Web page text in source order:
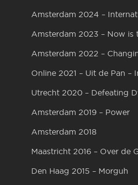
Amsterdam 2024 –
Amsterdam 2023 – Now is
Amsterdam 2022 –
Online 2021 – Uit de Pan –
Utrecht 2020 – Defeating
Amsterdam 2019 – Power
Amsterdam 2018
Maastricht 2016 – Over de
Den Haag 2015 – Morguh